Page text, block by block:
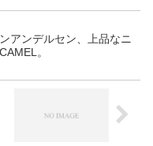
。アンドフェブでは定番
アンデルセン、上品なニ
。